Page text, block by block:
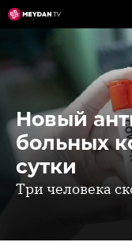
Перейти
содержимому
Новый
больных
сутки
Три человека